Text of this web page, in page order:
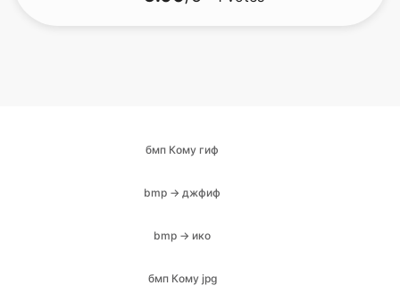
bmp → ико
бмп Кому jpg
bmp → jpeg
бмп → png